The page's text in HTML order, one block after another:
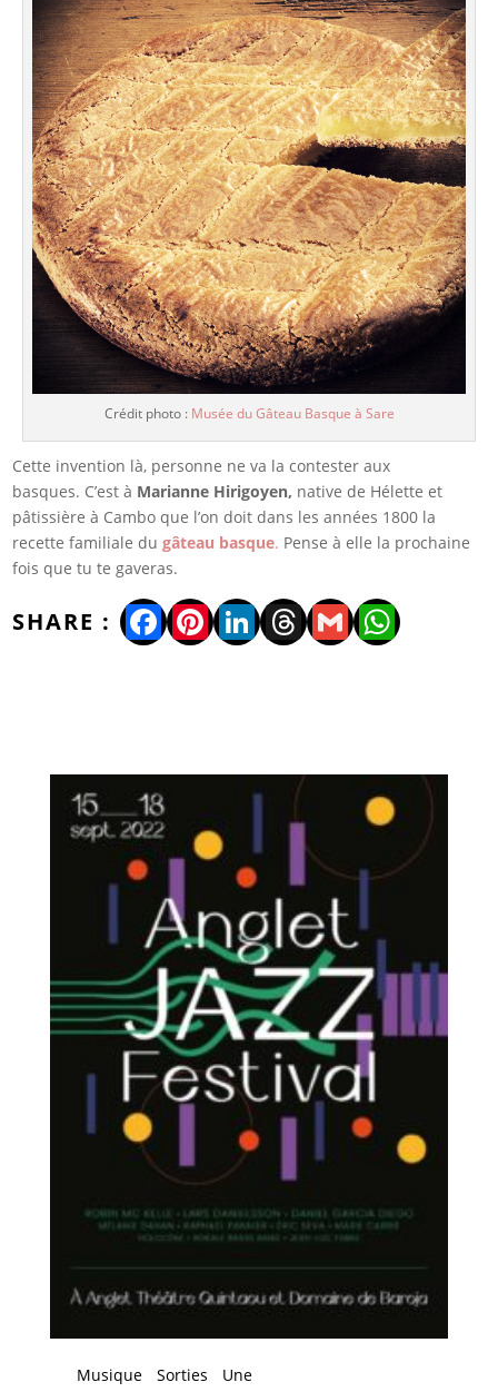
Crédit photo : Musée du Gâteau Basque à Sare
Cette invention là, personne ne va la contester aux
basques. C’est à Marianne Hirigoyen, native de Hélette et
pâtissière à Cambo que l’on doit dans les années 1800 la
recette familiale du gâteau basque. Pense à elle la prochaine
fois que tu te gaveras.
Facebook
Pinterest
LinkedIn
Threads
Gmail
Musique Sorties Une